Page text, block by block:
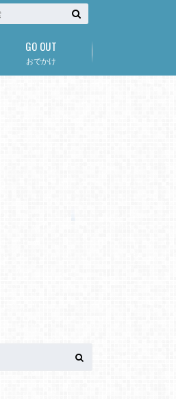
おでかけ
GO OUT